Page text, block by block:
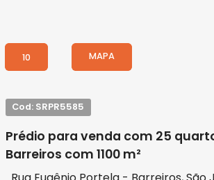
10 MAPA
Cod: SRPR5585
Prédio para venda com 25
Barreiros com 1100 m²